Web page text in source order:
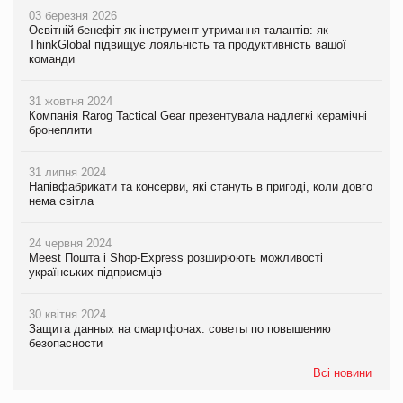
03 березня 2026
Освітній бенефіт як інструмент утримання талантів: як
ThinkGlobal підвищує лояльність та продуктивність вашої
команди
31 жовтня 2024
Компанія Rarog Tactical Gear презентувала надлегкі керамічні
бронеплити
31 липня 2024
Напівфабрикати та консерви, які стануть в пригоді, коли довго
нема світла
24 червня 2024
Meest Пошта і Shop-Express розширюють можливості
українських підприємців
30 квітня 2024
Защита данных на смартфонах: советы по повышению
безопасности
Всі новини